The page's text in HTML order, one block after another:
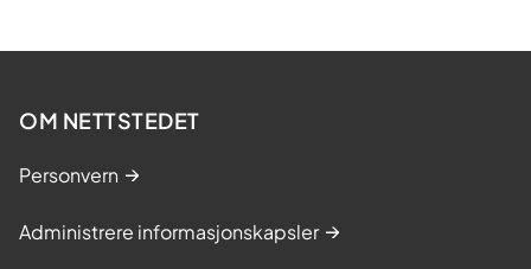
OM NETTSTEDET
Personvern
Administrere informasjonskapsler